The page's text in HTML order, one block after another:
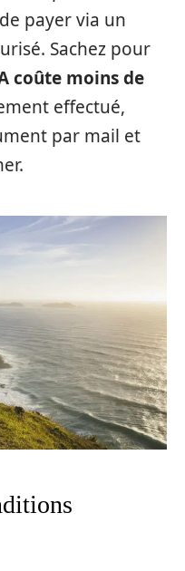
payer via un
Sachez pour
coûte moins de
effectué,
par mail et